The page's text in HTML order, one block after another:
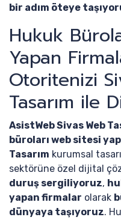
bir adım öteye
Hukuk
Yapan
Otoritenizi
Tasarım ile
AsistWeb Sivas Web
büroları web sitesi
Tasarım kurumsal
sektörüne özel dijital
duruş sergiliyoruz,
yapan firmalar olarak
dünyaya taşıyoruz.